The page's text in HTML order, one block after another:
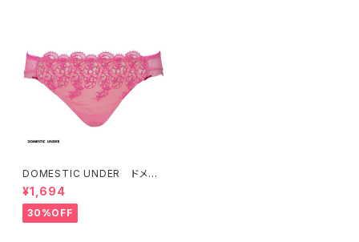
DOMESTIC UNDER ドメス
ティックアンダー サーモフルー
レット ショーツ（ローズピンク）
Ｌサイズ D6341 送料無料
¥1,694
30%OFF